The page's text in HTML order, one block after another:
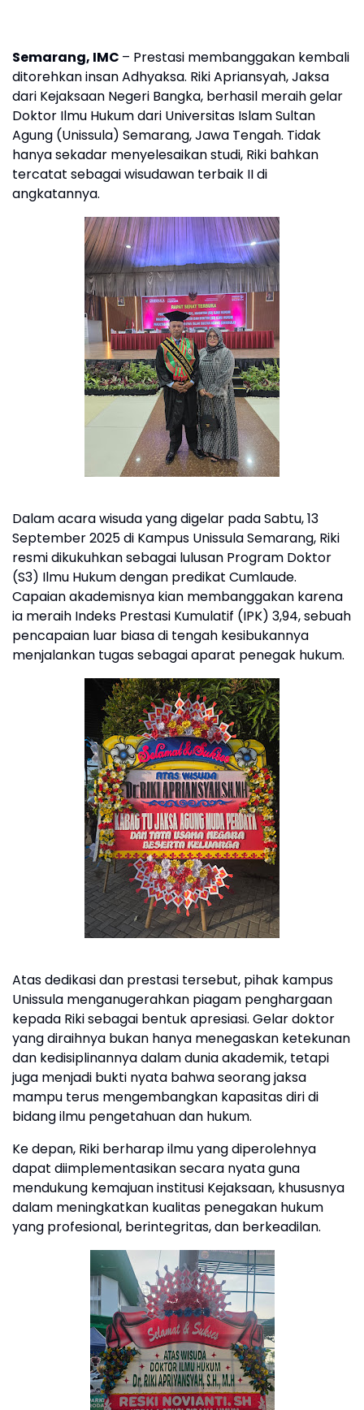
Semarang, IMC – Prestasi membanggakan kembali
ditorehkan insan Adhyaksa. Riki Apriansyah, Jaksa
dari Kejaksaan Negeri Bangka, berhasil meraih gelar
Doktor Ilmu Hukum dari Universitas Islam Sultan
Agung (Unissula) Semarang, Jawa Tengah. Tidak
hanya sekadar menyelesaikan studi, Riki bahkan
tercatat sebagai wisudawan terbaik II di
angkatannya.
Dalam acara wisuda yang digelar pada Sabtu, 13
September 2025 di Kampus Unissula Semarang, Riki
resmi dikukuhkan sebagai lulusan Program Doktor
(S3) Ilmu Hukum dengan predikat Cumlaude.
Capaian akademisnya kian membanggakan karena
ia meraih Indeks Prestasi Kumulatif (IPK) 3,94, sebuah
pencapaian luar biasa di tengah kesibukannya
menjalankan tugas sebagai aparat penegak hukum.
Atas dedikasi dan prestasi tersebut, pihak kampus
Unissula menganugerahkan piagam penghargaan
kepada Riki sebagai bentuk apresiasi. Gelar doktor
yang diraihnya bukan hanya menegaskan ketekunan
dan kedisiplinannya dalam dunia akademik, tetapi
juga menjadi bukti nyata bahwa seorang jaksa
mampu terus mengembangkan kapasitas diri di
bidang ilmu pengetahuan dan hukum.
Ke depan, Riki berharap ilmu yang diperolehnya
dapat diimplementasikan secara nyata guna
mendukung kemajuan institusi Kejaksaan, khususnya
dalam meningkatkan kualitas penegakan hukum
yang profesional, berintegritas, dan berkeadilan.